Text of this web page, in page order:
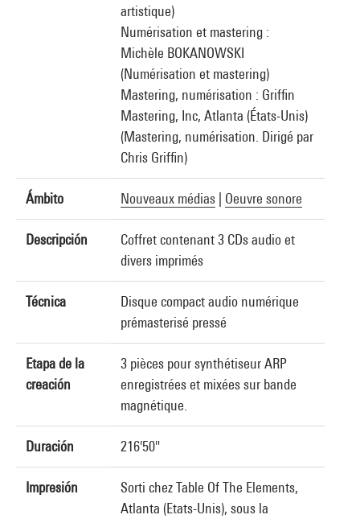
artistique)
Numérisation et mastering :
Michèle BOKANOWSKI
(Numérisation et mastering)
Mastering, numérisation : Griffin
Mastering, Inc, Atlanta (États-Unis)
(Mastering, numérisation. Dirigé par
Chris Griffin)
Ámbito Nouveaux médias Oeuvre sonore
Descripción
Coffret contenant 3 CDs audio et
divers imprimés
Técnica
Disque compact audio numérique
prémasterisé pressé
Etapa de la
creación
3 pièces pour synthétiseur ARP
enregistrées et mixées sur bande
magnétique.
Duración 216'50"
Impresión
Sorti chez Table Of The Elements,
Atlanta (Etats-Unis), sous la